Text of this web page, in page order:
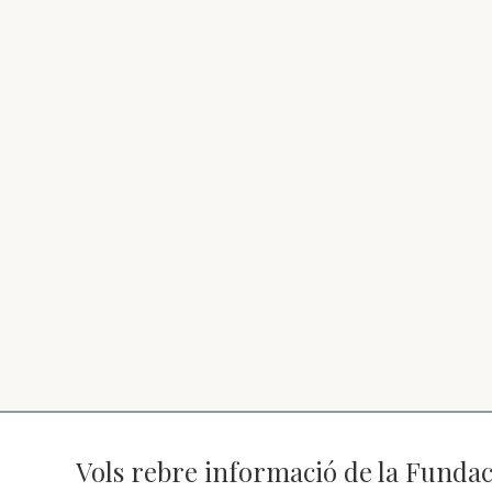
Vols rebre informació de la